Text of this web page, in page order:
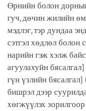
Өрнийн болон
гуч, дөчин жилийн
мэдлэг, тэр дундаа
сэтгэл хөдлөл болон
нарийн гэж хэлж
агуулахуйн бясалгал]
гүн үзлийн бясалгал]
бишрэл дээр
хөгжүүлэх